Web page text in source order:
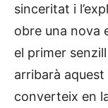
sinceritat i
obre una nova
el primer
arribarà
converteix en